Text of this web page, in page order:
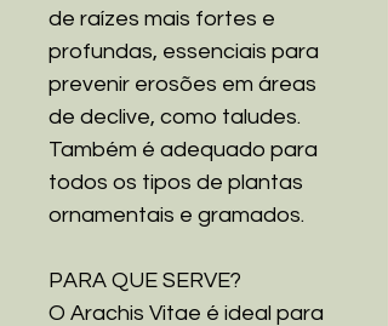
de raízes mais fortes e
profundas, essenciais para
prevenir erosões em áreas
de declive, como taludes.
Também é adequado para
todos os tipos de plantas
ornamentais e gramados.
PARA QUE SERVE?
O Arachis Vitae é ideal para